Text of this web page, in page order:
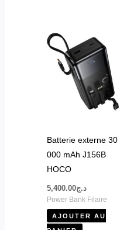
Batterie externe 30
000 mAh J156B
HOCO
د.ج5,400.00
Power Bank Filaire
AJOUTER AU